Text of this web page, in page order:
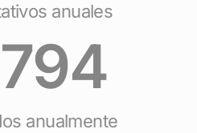
anuales
anualmente